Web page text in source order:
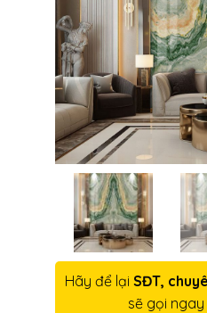
Hãy để lại SĐT,
sẽ gọi